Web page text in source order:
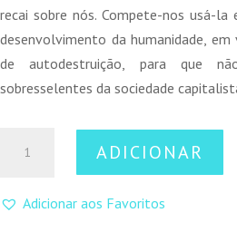
recai sobre nós. Compete-nos usá-
desenvolvimento da humanidade,
de autodestruição, para que
sobresselentes da sociedade
e
ADICIONAR
Adicionar aos Favoritos